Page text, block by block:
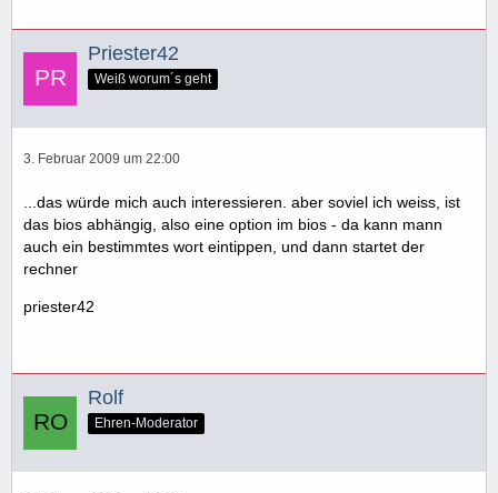
Priester42
Weiß worum´s geht
3. Februar 2009 um 22:00
...das würde mich auch interessieren. aber soviel ich weiss, ist
das bios abhängig, also eine option im bios - da kann mann
auch ein bestimmtes wort eintippen, und dann startet der
rechner
priester42
Rolf
Ehren-Moderator